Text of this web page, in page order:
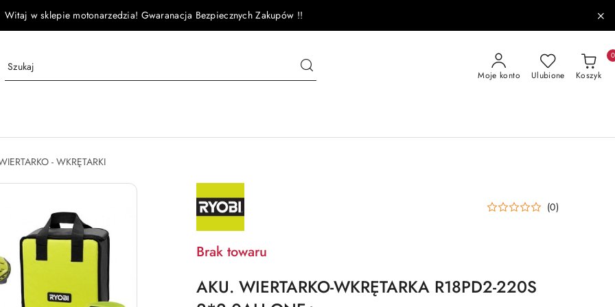
Witaj w sklepie motonarzedzia! Gwaranacja Bezpiecznych Zakupów !!
Moje konto Ulubione Koszyk
0
- WKRĘTARKI
NAZWA
PRODUCENTA:
RYOBI (0)
Brak towaru
AKU. WIERTARKO-WKRĘTARKA R18PD2-220S